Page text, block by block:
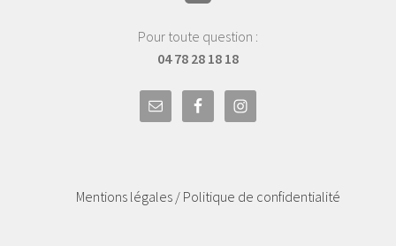
Pour toute question :
04 78 28 18 18
Mentions légales / Politique de confidentialité